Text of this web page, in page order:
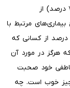
کرده‌اند را شناسایی کنند. بیش از سه چهارم (۷۷ درصد) از
مرتبط با
سلامت روان را تجربه کرده‌اند. متأسفانه، تنها ۴۰ درصد از کسانی که
هرگز در مورد آن
خود صحبت
چیز خوب است. چه